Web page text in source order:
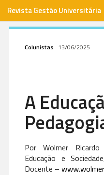
Revista Gestão Universitária
Envie seu artigo
Assinar
Contato
Colunistas 13/06/2025
A
Por Wolmer
Educação e
Docente –